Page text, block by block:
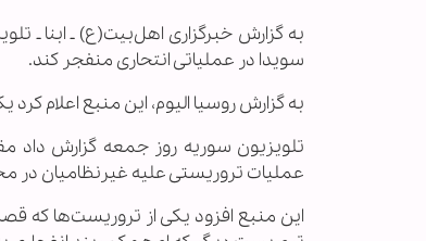
به گزارش خبرگزاری اهل‌بیت(ع) ـ ابنا
سویدا در عملیاتی انتحاری منفجر کند.
به گزارش روسیا الیوم، این منبع اعلام
تلویزیون سوریه روز جمعه گزارش
عملیات تروریستی علیه غیرنظامیان در
این منبع افزود یکی از تروریست‌ها که